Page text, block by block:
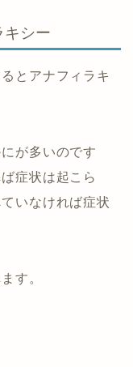
キシー
とアナフィラキ
が多いのです
症状は起こら
いなければ症状
す。